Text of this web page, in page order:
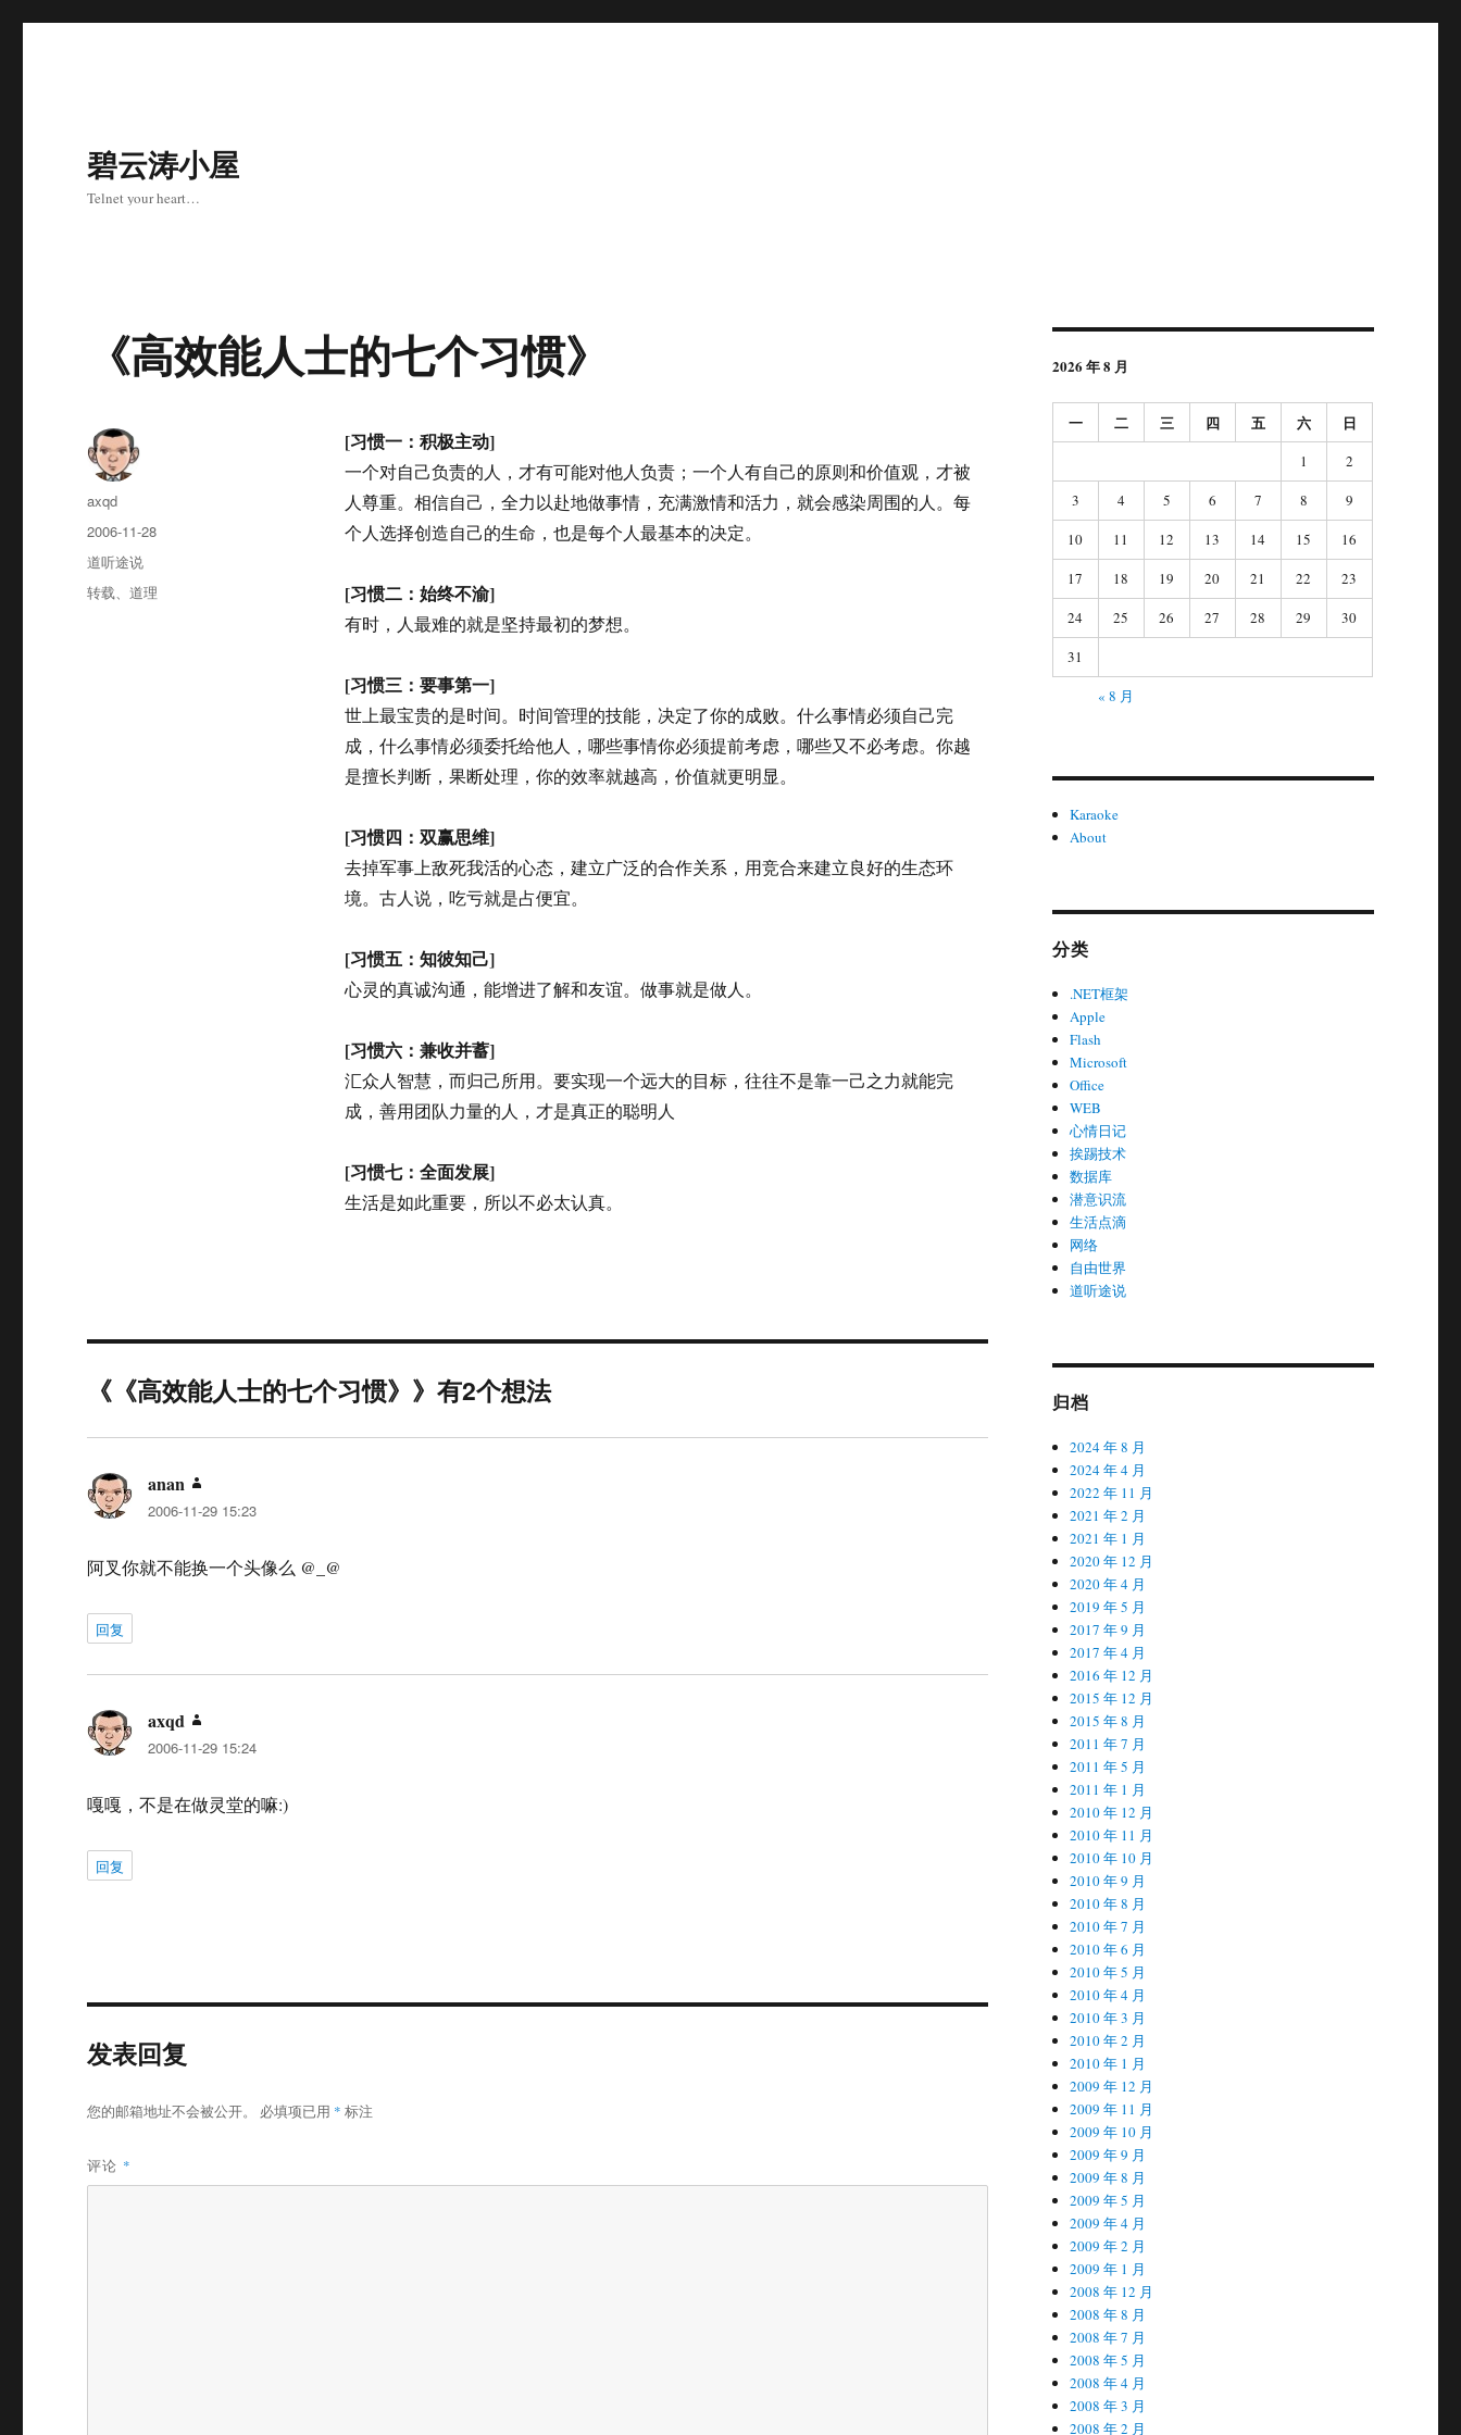
碧云涛小屋
Telnet your heart…
《高效能人士的七个习惯》
[习惯一：积极主动]
一个对自己负责的人，才有可能对他人负责；一个人有自己的原则和价值观，才被
人尊重。相信自己，全力以赴地做事情，充满激情和活力，就会感染周围的人。每
个人选择创造自己的生命，也是每个人最基本的决定。
[习惯二：始终不渝]
有时，人最难的就是坚持最初的梦想。
[习惯三：要事第一]
世上最宝贵的是时间。时间管理的技能，决定了你的成败。什么事情必须自己完
成，什么事情必须委托给他人，哪些事情你必须提前考虑，哪些又不必考虑。你越
是擅长判断，果断处理，你的效率就越高，价值就更明显。
[习惯四：双赢思维]
去掉军事上敌死我活的心态，建立广泛的合作关系，用竞合来建立良好的生态环
境。古人说，吃亏就是占便宜。
[习惯五：知彼知己]
心灵的真诚沟通，能增进了解和友谊。做事就是做人。
[习惯六：兼收并蓄]
汇众人智慧，而归己所用。要实现一个远大的目标，往往不是靠一己之力就能完
成，善用团队力量的人，才是真正的聪明人
[习惯七：全面发展]
生活是如此重要，所以不必太认真。
作
者
axqd
发
布
于
2006-11-28
分
类
道听途说
标
转载、道理
《《高效能人士的七个习惯》》有2个想法
anan
道：
2006-11-29 15:23
阿叉你就不能换一个头像么 @_@
回复
axqd
道：
2006-11-29 15:24
嘎嘎，不是在做灵堂的嘛:)
回复
发表回复
您的邮箱地址不会被公开。 必填项已用 * 标注
评论 *
2026 年 8 月
一 二 三 四 五 六 日
1
2
3
4 5 6 7 8
9
10
11 12 13 14 15
16
17
18 19 20 21 22
23
24
25 26 27 28 29
30
31
« 8 月
Karaoke
About
分类
.NET框架
Apple
Flash
Microsoft
Office
WEB
心情日记
挨踢技术
数据库
潜意识流
生活点滴
网络
自由世界
道听途说
归档
2024 年 8 月
2024 年 4 月
2022 年 11 月
2021 年 2 月
2021 年 1 月
2020 年 12 月
2020 年 4 月
2019 年 5 月
2017 年 9 月
2017 年 4 月
2016 年 12 月
2015 年 12 月
2015 年 8 月
2011 年 7 月
2011 年 5 月
2011 年 1 月
2010 年 12 月
2010 年 11 月
2010 年 10 月
2010 年 9 月
2010 年 8 月
2010 年 7 月
2010 年 6 月
2010 年 5 月
2010 年 4 月
2010 年 3 月
2010 年 2 月
2010 年 1 月
2009 年 12 月
2009 年 11 月
2009 年 10 月
2009 年 9 月
2009 年 8 月
2009 年 5 月
2009 年 4 月
2009 年 2 月
2009 年 1 月
2008 年 12 月
2008 年 8 月
2008 年 7 月
2008 年 5 月
2008 年 4 月
2008 年 3 月
2008 年 2 月